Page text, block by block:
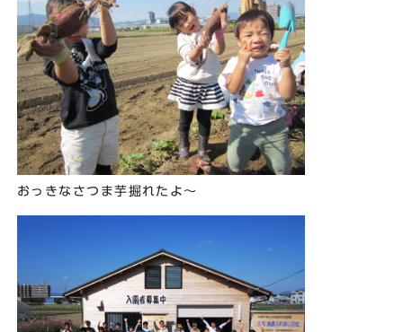
おっきなさつま芋掘れたよ～